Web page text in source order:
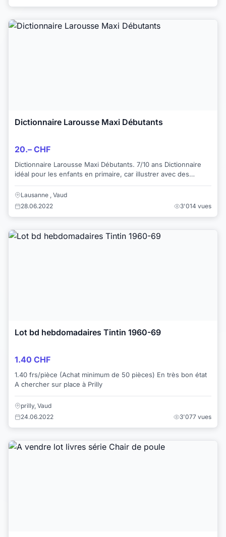
Dictionnaire Larousse Maxi Débutants
20.– CHF
Dictionnaire Larousse Maxi Débutants. 7/10 ans Dictionnaire
idéal pour les enfants en primaire, car illustrer avec des
Lausanne , Vaud
28.06.2022
3'014 vues
Lot bd hebdomadaires Tintin 1960-69
1.40 CHF
1.40 frs/pièce (Achat minimum de 50 pièces) En très bon état
A chercher sur place à Prilly
prilly, Vaud
24.06.2022
3'077 vues